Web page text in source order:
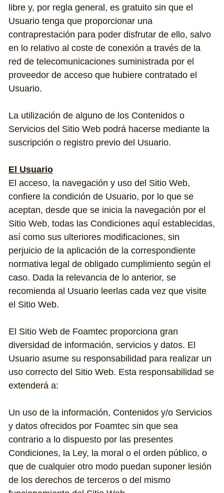
libre y, por regla general, es gratuito sin que el
Usuario tenga que proporcionar una
contraprestación para poder disfrutar de ello, salvo
en lo relativo al coste de conexión a través de la
red de telecomunicaciones suministrada por el
proveedor de acceso que hubiere contratado el
Usuario.
La utilización de alguno de los Contenidos o
Servicios del Sitio Web podrá hacerse mediante la
suscripción o registro previo del Usuario.
El Usuario
El acceso, la navegación y uso del Sitio Web,
confiere la condición de Usuario, por lo que se
aceptan, desde que se inicia la navegación por el
Sitio Web, todas las Condiciones aquí establecidas,
así como sus ulteriores modificaciones, sin
perjuicio de la aplicación de la correspondiente
normativa legal de obligado cumplimiento según el
caso. Dada la relevancia de lo anterior, se
recomienda al Usuario leerlas cada vez que visite
el Sitio Web.
El Sitio Web de Foamtec proporciona gran
diversidad de información, servicios y datos. El
Usuario asume su responsabilidad para realizar un
uso correcto del Sitio Web. Esta responsabilidad se
extenderá a:
Un uso de la información, Contenidos y/o Servicios
y datos ofrecidos por Foamtec sin que sea
contrario a lo dispuesto por las presentes
Condiciones, la Ley, la moral o el orden público, o
que de cualquier otro modo puedan suponer lesión
de los derechos de terceros o del mismo